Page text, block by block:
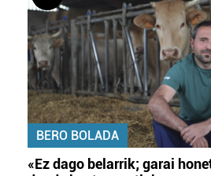
BERO BOLADA
«Ez dago belarrik; garai